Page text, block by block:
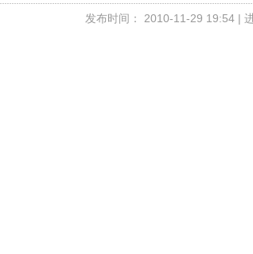
发布时间： 2010-11-29 19:54 |